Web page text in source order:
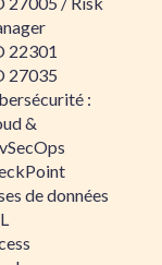
22301
27035
:
&
de données